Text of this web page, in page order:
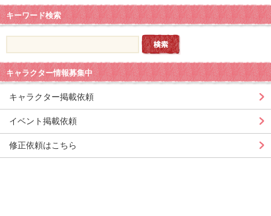
キーワード検索
キャラクター情報募集中
キャラクター掲載依頼
イベント掲載依頼
修正依頼はこちら